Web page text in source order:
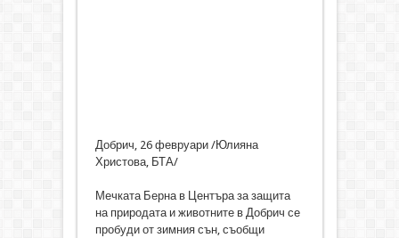
Добрич, 26 февруари /Юлияна
Христова, БТА/
Мечката Берна в Центъра за защита
на природата и животните в Добрич се
пробуди от зимния сън, съобщи